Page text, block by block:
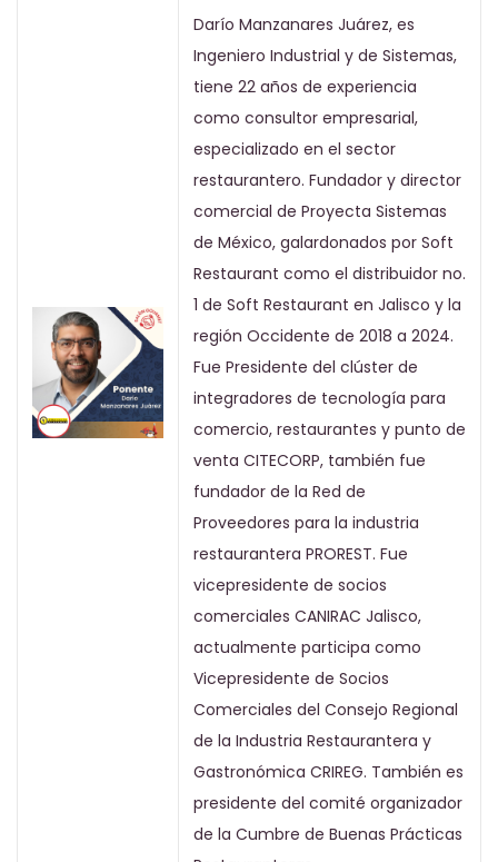
Darío Manzanares Juárez, es
Ingeniero Industrial y de Sistemas,
tiene 22 años de experiencia
como consultor empresarial,
especializado en el sector
restaurantero. Fundador y director
comercial de Proyecta Sistemas
de México, galardonados por Soft
Restaurant como el distribuidor no.
1 de Soft Restaurant en Jalisco y la
región Occidente de 2018 a 2024.
Fue Presidente del clúster de
integradores de tecnología para
comercio, restaurantes y punto de
venta CITECORP, también fue
fundador de la Red de
Proveedores para la industria
restaurantera PROREST. Fue
vicepresidente de socios
comerciales CANIRAC Jalisco,
actualmente participa como
Vicepresidente de Socios
Comerciales del Consejo Regional
de la Industria Restaurantera y
Gastronómica CRIREG. También es
presidente del comité organizador
de la Cumbre de Buenas Prácticas